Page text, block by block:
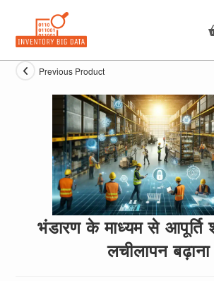
content
Previous Product
भंडारण के माध्यम से आपूर्ति
लचीलापन बढ़ाना